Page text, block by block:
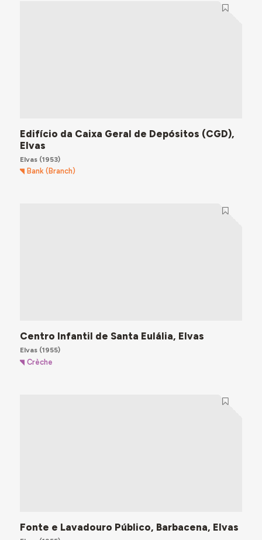
Edifício da Caixa Geral de Depósitos (CGD),
Elvas
Elvas(1953)
Bank (Branch)
Centro Infantil de Santa Eulália, Elvas
Elvas(1955)
Crèche
Fonte e Lavadouro Público, Barbacena, Elvas